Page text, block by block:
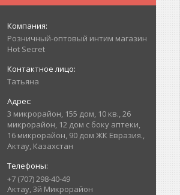
Розничный-оптовый интим магазин
Hot Secret
Татьяна
3 микрорайон, 155 дом, 10 кв., 26
микрорайон, 12 дом с боку аптеки,
16 микрорайон, 90 дом ЖК Евразия.,
Актау, Казахстан
+7 (707) 298-40-49
Актау, 3й Микрорайон